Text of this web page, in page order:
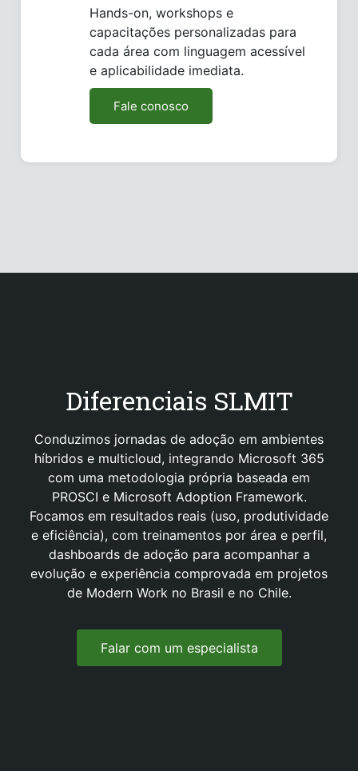
Hands-on, workshops e
capacitações personalizadas para
cada área com linguagem acessível
e aplicabilidade imediata.
Fale conosco
Diferenciais SLMIT
Conduzimos jornadas de adoção em ambientes
híbridos e multicloud, integrando Microsoft 365
com uma metodologia própria baseada em
PROSCI e Microsoft Adoption Framework.
Focamos em resultados reais (uso, produtividade
e eficiência), com treinamentos por área e perfil,
dashboards de adoção para acompanhar a
evolução e experiência comprovada em projetos
de Modern Work no Brasil e no Chile.
Falar com um especialista